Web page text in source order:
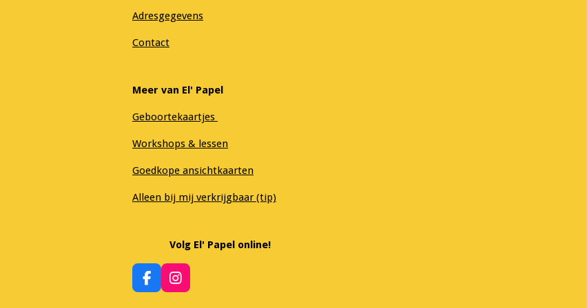
Adresgegevens
Contact
Meer van El' Papel
Geboortekaartjes
Workshops & lessen
Goedkope ansichtkaarten
Alleen bij mij verkrijgbaar (tip)
Volg El' Papel online!
F
a
I
n